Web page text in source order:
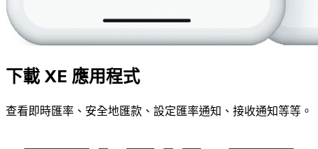
下載 XE 應用程式
查看即時匯率、安全地匯款、設定匯率通知、接收通知等等。